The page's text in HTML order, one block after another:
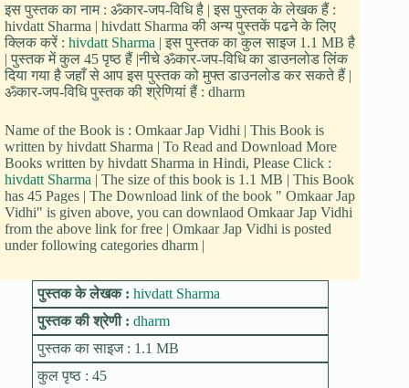
इस पुस्तक का नाम : ॐकार-जप-विधि है | इस पुस्तक के लेखक हैं :
hivdatt Sharma | hivdatt Sharma की अन्य पुस्तकें पढने के लिए
क्लिक करें : hivdatt Sharma | इस पुस्तक का कुल साइज 1.1 MB है
| पुस्तक में कुल 45 पृष्ठ हैं |नीचे ॐकार-जप-विधि का डाउनलोड लिंक
दिया गया है जहाँ से आप इस पुस्तक को मुफ्त डाउनलोड कर सकते हैं |
ॐकार-जप-विधि पुस्तक की श्रेणियां हैं : dharm
Name of the Book is : Omkaar Jap Vidhi | This Book is
written by hivdatt Sharma | To Read and Download More
Books written by hivdatt Sharma in Hindi, Please Click :
hivdatt Sharma | The size of this book is 1.1 MB | This Book
has 45 Pages | The Download link of the book " Omkaar Jap
Vidhi" is given above, you can downlaod Omkaar Jap Vidhi
from the above link for free | Omkaar Jap Vidhi is posted
under following categories dharm |
पुस्तक के लेखक : hivdatt Sharma
पुस्तक की श्रेणी : dharm
पुस्तक का साइज : 1.1 MB
कुल पृष्ठ : 45